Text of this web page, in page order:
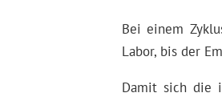
Bei einem
Labor, bis der
Damit sich die